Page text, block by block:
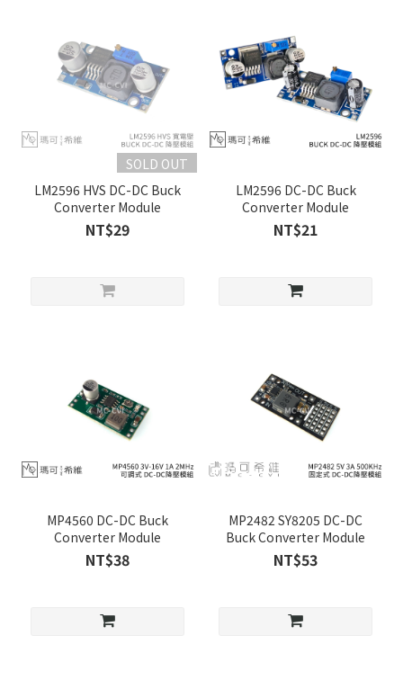
SOLD OUT
LM2596 HVS DC-DC Buck
Converter Module
NT$29
LM2596 DC-DC Buck
Converter Module
NT$21
MP4560 DC-DC Buck
Converter Module
NT$38
MP2482 SY8205 DC-DC
Buck Converter Module
NT$53